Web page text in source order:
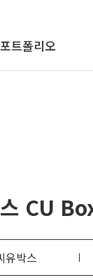
포트폴리오
CU
유박스